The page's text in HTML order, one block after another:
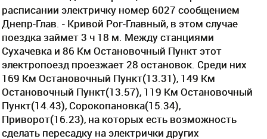
расписании электричку номер 6027 сообщением
Днепр-Глав. - Кривой Рог-Главный, в этом случае
поездка займет 3 ч 18 м. Между станциями
Сухачевка и 86 Км Остановочный Пункт этот
электропоезд проезжает 28 остановок. Среди них
169 Км Остановочный Пункт(13.31), 149 Км
Остановочный Пункт(13.57), 119 Км Остановочный
Пункт(14.43), Сорокопановка(15.34),
Приворот(16.23), на которых есть возможность
сделать пересадку на электрички других